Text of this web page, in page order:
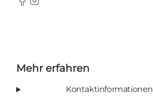
Facebook
Instagram
Mehr erfahren
Kontaktinformationen